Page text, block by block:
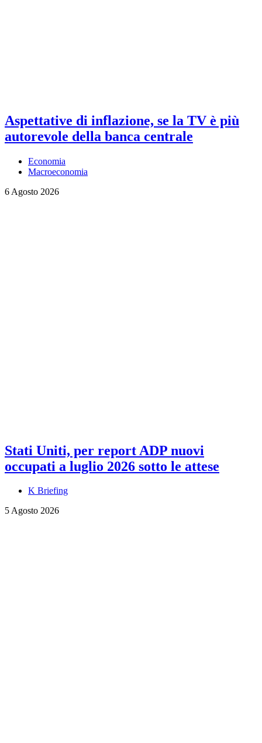
Aspettative di inflazione, se la TV è più
autorevole della banca centrale
Economia
Macroeconomia
6 Agosto 2026
Stati Uniti, per report ADP nuovi
occupati a luglio 2026 sotto le attese
K Briefing
5 Agosto 2026